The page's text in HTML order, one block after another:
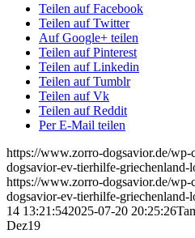
Teilen auf Facebook
Teilen auf Twitter
Auf Google+ teilen
Teilen auf Pinterest
Teilen auf Linkedin
Teilen auf Tumblr
Teilen auf Vk
Teilen auf Reddit
Per E-Mail teilen
https://www.zorro-dogsavior.de/
dogsavior-ev-tierhilfe-griechenland-
https://www.zorro-dogsavior.de/
dogsavior-ev-tierhilfe-griechenland-
14 13:21:542025-07-20 20:25:26
Dez19